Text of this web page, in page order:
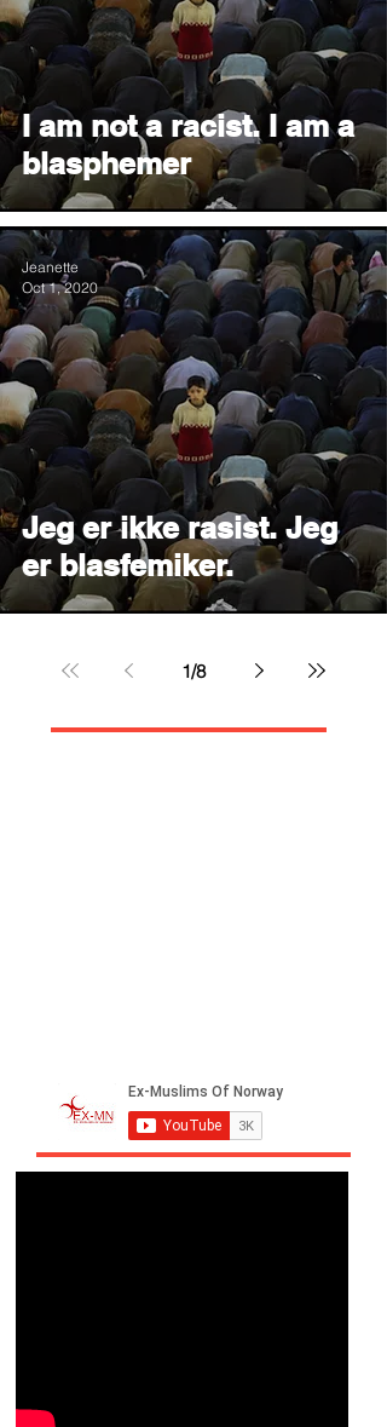
I am not a racist. I am a
blasphemer
Jeg er ikke rasist. Jeg
er blasfemiker.
Jeanette
Oct 1, 2020
1/8